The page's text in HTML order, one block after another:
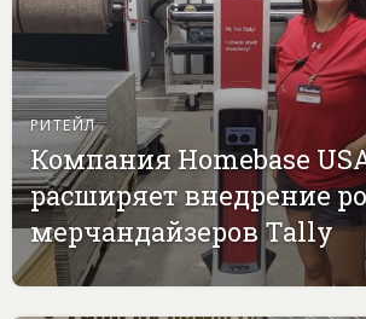
РИТЕЙЛ
Компания Homebase
расширяет внедрение
мерчандайзеров Tally